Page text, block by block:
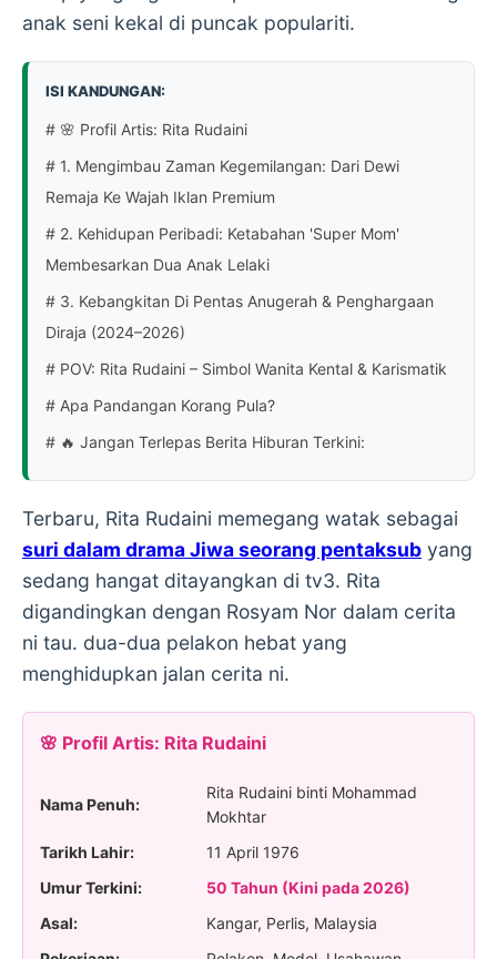
anak seni kekal di puncak populariti.
ISI KANDUNGAN:
# 🌸 Profil Artis: Rita Rudaini
# 1. Mengimbau Zaman Kegemilangan: Dari Dewi
Remaja Ke Wajah Iklan Premium
# 2. Kehidupan Peribadi: Ketabahan 'Super Mom'
Membesarkan Dua Anak Lelaki
# 3. Kebangkitan Di Pentas Anugerah & Penghargaan
Diraja (2024–2026)
# POV: Rita Rudaini – Simbol Wanita Kental & Karismatik
# Apa Pandangan Korang Pula?
# 🔥 Jangan Terlepas Berita Hiburan Terkini:
Terbaru, Rita Rudaini memegang watak sebagai
suri dalam drama Jiwa seorang pentaksub yang
sedang hangat ditayangkan di tv3. Rita
digandingkan dengan Rosyam Nor dalam cerita
ni tau. dua-dua pelakon hebat yang
menghidupkan jalan cerita ni.
🌸 Profil Artis: Rita Rudaini
Nama Penuh:
Rita Rudaini binti Mohammad
Mokhtar
Tarikh Lahir:
11 April 1976
Umur Terkini:
50 Tahun (Kini pada 2026)
Asal:
Kangar, Perlis, Malaysia